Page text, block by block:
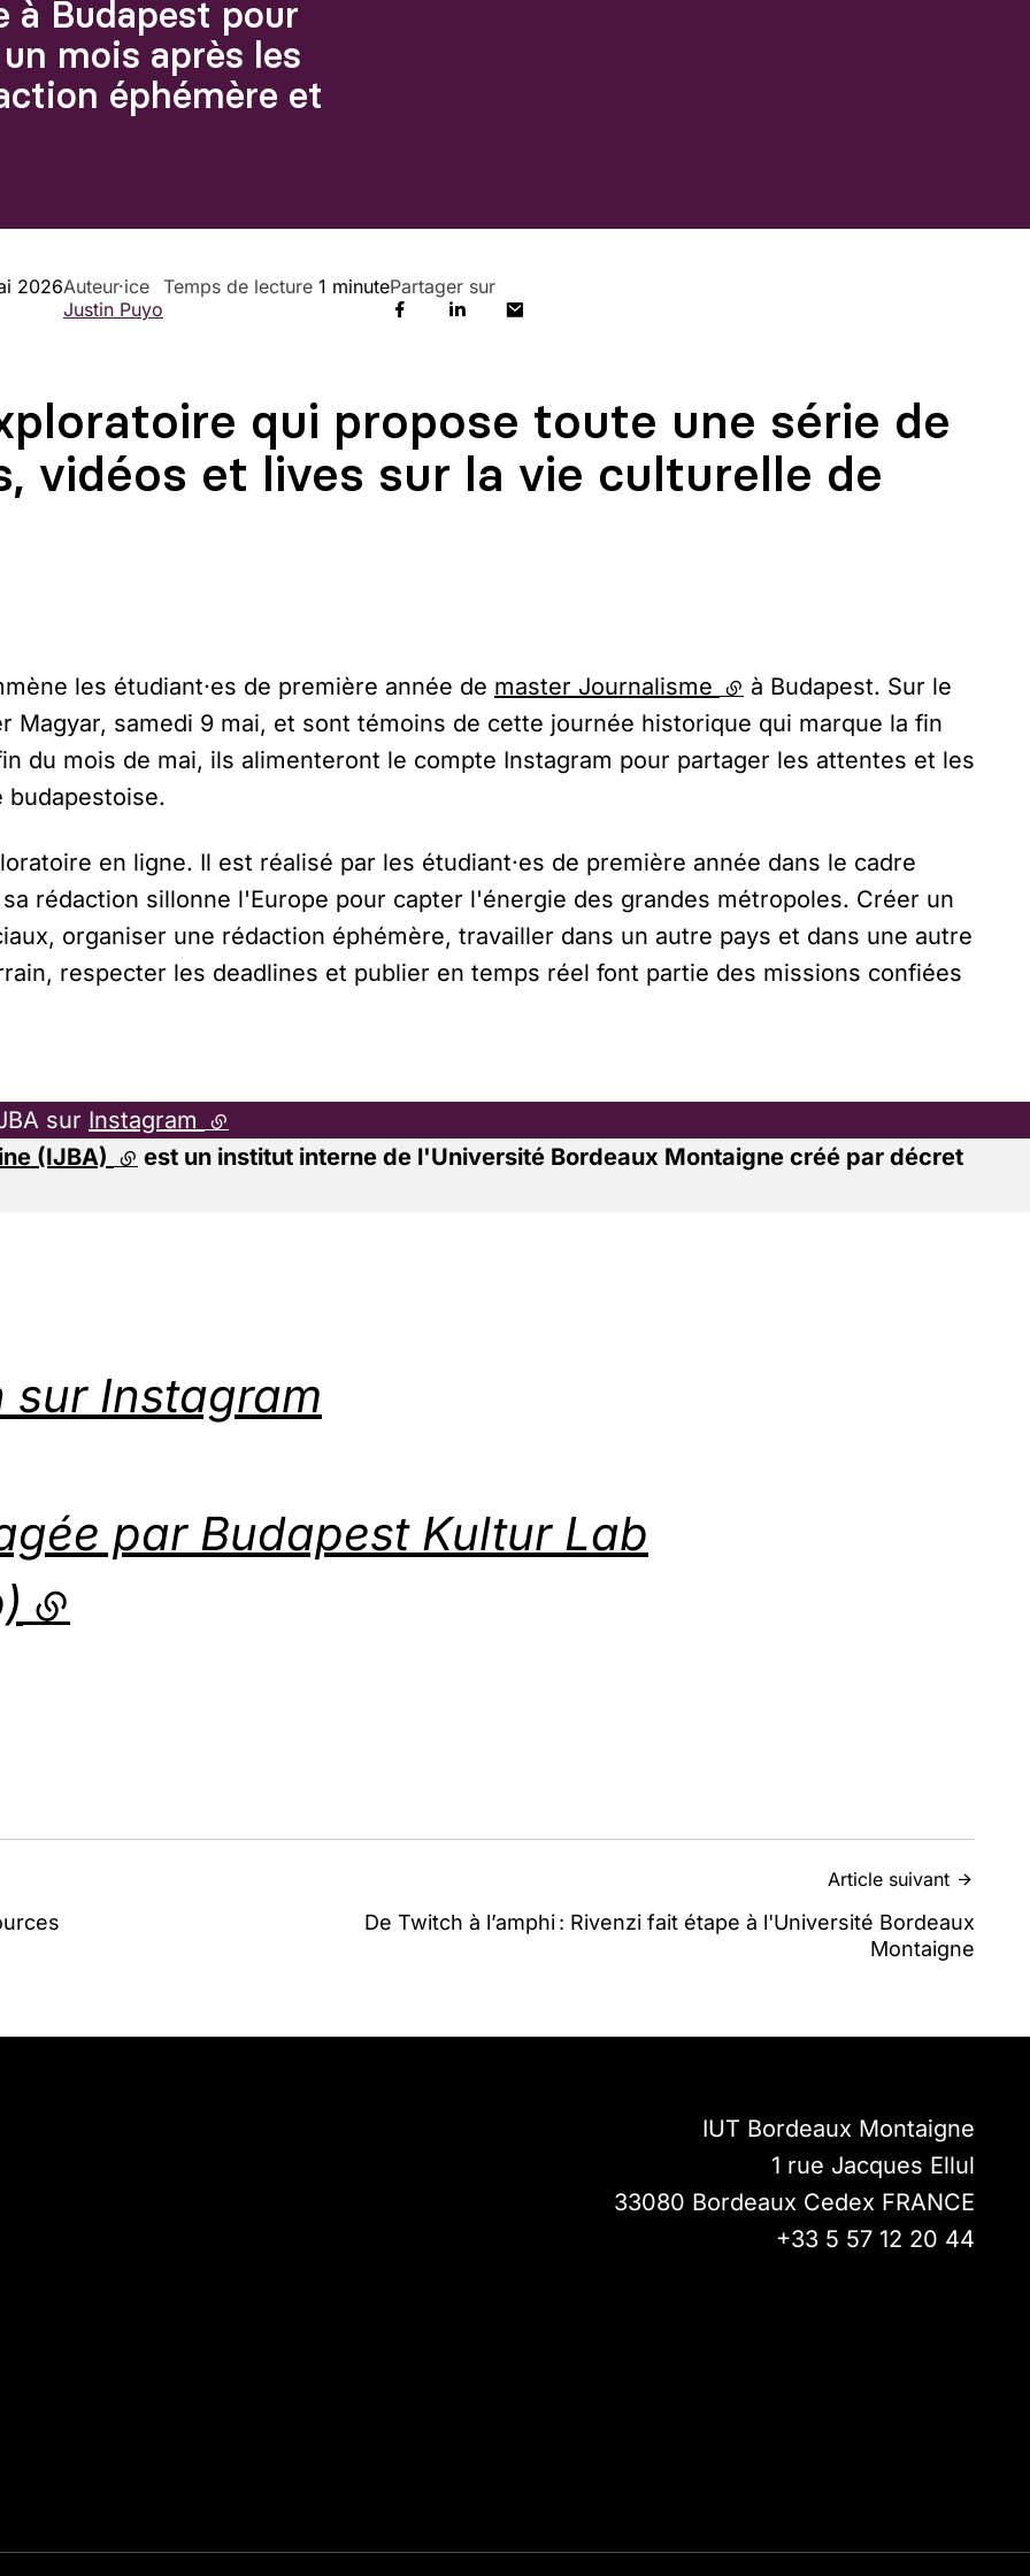
à Budapest pour
mois après les
éphémère et
2026Auteur·ice
Justin Puyo
Temps de lecture 1 minutePartager sur
qui propose toute une série de
vidéos et lives sur la vie culturelle de
les étudiant·es de première année de master Journalisme (lien externe)
à Budapest. Sur le
samedi 9 mai, et sont témoins de cette journée historique qui marque la fin
du mois de mai, ils alimenteront le compte Instagram pour partager les attentes et les
en ligne. Il est réalisé par les étudiant·es de première année dans le cadre
rédaction sillonne l'Europe pour capter l'énergie des grandes métropoles. Créer un
organiser une rédaction éphémère, travailler dans un autre pays et dans une autre
respecter les deadlines et publier en temps réel font partie des missions confiées
sur Instagram (lien externe)
(IJBA) (lien externe)
est un institut interne de l'Université Bordeaux Montaigne créé par décret
Instagram
par Budapest Kultur Lab
Article suivant
De Twitch à l’amphi : Rivenzi fait étape à l'Université Bordeaux
Montaigne
IUT Bordeaux Montaigne
1 rue Jacques Ellul
33080 Bordeaux Cedex FRANCE
+33 5 57 12 20 44